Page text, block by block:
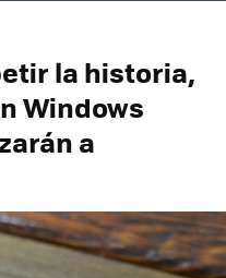
la historia,
Windows
a